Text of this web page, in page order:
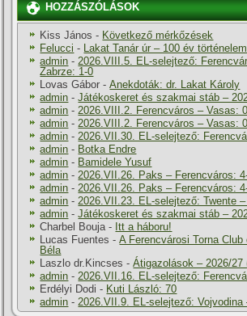
HOZZÁSZÓLÁSOK
Kiss János - Következő mérkőzések
Felucci - Lakat Tanár úr – 100 év történelem
admin -2026.VIII.5. EL-selejtező:
Zabrze: 1-0
Lovas Gábor -Anekdoták: dr. Lakat Károly
admin -Játékoskeret és szakmai stáb –
admin -2026.VIII.2. Ferencváros – Vasas:
admin -2026.VIII.2. Ferencváros – Vasas:
admin -2026.VII.30. EL-selejtező:
admin - Botka Endre
admin - Bamidele Yusuf
admin -2026.VII.26. Paks – Ferencváros:
admin -2026.VII.26. Paks – Ferencváros:
admin -2026.VII.23. EL-selejtező: Twente
admin -Játékoskeret és szakmai stáb –
Charbel Bouja- Itt a háboru!
Lucas Fuentes -A Ferencvárosi Torna
Béla
Laszlo dr.Kincses -Átigazolások – 2026/27
admin -2026.VII.16. EL-selejtező:
Erdélyi Dodi - Kuti László: 70
admin -2026.VII.9. EL-selejtező: Vojvodina